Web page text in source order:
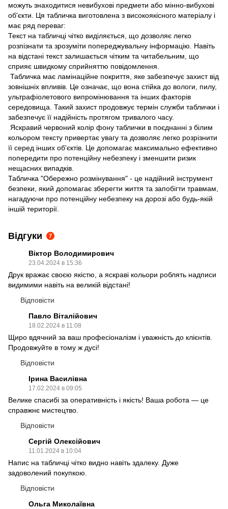
можуть знаходитися невибухові предмети або мінно-вибухові
об'єкти. Ця табличка виготовлена з високоякісного матеріалу і
має ряд переваг:
Текст на табличці чітко виділяється, що дозволяє легко
розпізнати та зрозуміти попереджувальну інформацію. Навіть
на відстані текст залишається чітким та читабельним, що
сприяє швидкому сприйняттю повідомлення.
Табличка має ламінаційне покриття, яке забезпечує захист від
зовнішніх впливів. Це означає, що вона стійка до вологи, пилу,
ультрафіолетового випромінювання та інших факторів
середовища. Такий захист продовжує термін служби таблички і
забезпечує її надійність протягом тривалого часу.
Яскравий червоний колір фону таблички в поєднанні з білим
кольором тексту привертає увагу та дозволяє легко розрізнити
її серед інших об'єктів. Це допомагає максимально ефективно
попередити про потенційну небезпеку і зменшити ризик
нещасних випадків.
Табличка "Обережно розмінування" - це надійний інструмент
безпеки, який допомагає зберегти життя та запобігти травмам,
нагадуючи про потенційну небезпеку на дорозі або будь-якій
іншій території.
Відгуки 7
Віктор Володимирович
23.04.2024 в 15:36
Друк вражає своєю якістю, а яскраві кольори роблять надписи
видимими навіть на великій відстані!
Відповісти
Павло Віталійович
18.02.2024 в 11:08
Щиро вдячний за ваш професіоналізм і уважність до клієнтів.
Продовжуйте в тому ж дусі!
Відповісти
Ірина Василівна
17.02.2024 в 09:05
Велике спасибі за оперативність і якість! Ваша робота — це
справжнє мистецтво.
Відповісти
Сергій Олексійович
11.01.2024 в 10:04
Напис на табличці чітко видно навіть здалеку. Дуже
задоволений покупкою.
Відповісти
Ольга Миколаївна